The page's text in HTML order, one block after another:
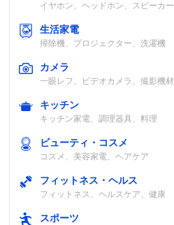
イヤホン、ヘッドホン、スピーカー
生活家電
掃除機、プロジェクター、洗濯機
カメラ
一眼レフ、ビデオカメラ、撮影機材
キッチン
キッチン家電、調理器具、料理
ビューティ・コスメ
コスメ、美容家電、ヘアケア
フィットネス・ヘルス
フィットネス、ヘルスケア、健康
スポーツ